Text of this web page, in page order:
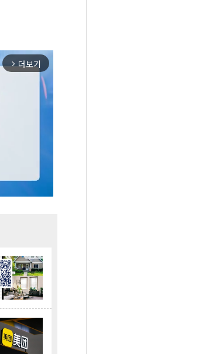
arrow_forward_ios 더보기